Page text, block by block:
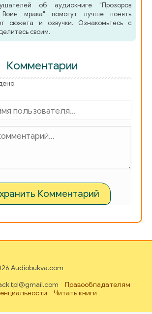
об аудиокниге "Прозоров
мрака" помогут лучше понять
сюжета и озвучки. Ознакомьтесь с
своим.
Комментарии
Комментарий
Audiobukva.com
Правообладателям
Читать книги